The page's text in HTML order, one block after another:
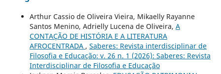
Arthur Cassio de Oliveira Vieira, Mikaelly Rayanne
Santos Menino, Adrielly Lucena de Oliveira, A
CONTAÇÃO DE HISTÓRIA E A LITERATURA
AFROCENTRADA , Saberes: Revista interdisciplinar de
Filosofia e Educação: v. 26 n. 1 (2026): Saberes: Revista
Interdisciplinar de Filosofia e Educação